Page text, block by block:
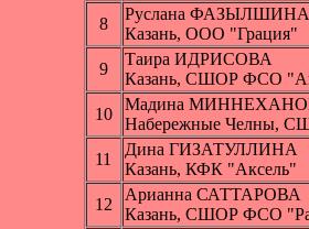
8
Руслана ФАЗЫЛШИНА
Казань, ООО "Грация"
9
Таира ИДРИСОВА
Казань, СШОР ФСО
10
Мадина
Набережные Челны,
11
Дина ГИЗАТУЛЛИНА
Казань, КФК "Аксель"
12
Арианна САТТАРОВА
Казань, СШОР ФСО